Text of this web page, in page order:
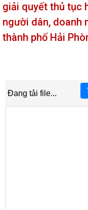
giải quyết thủ tục
người dân, doanh
thành phố Hải